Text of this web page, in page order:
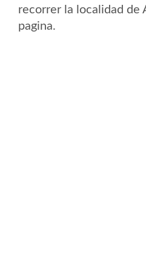
recorrer la localidad de
pagina.